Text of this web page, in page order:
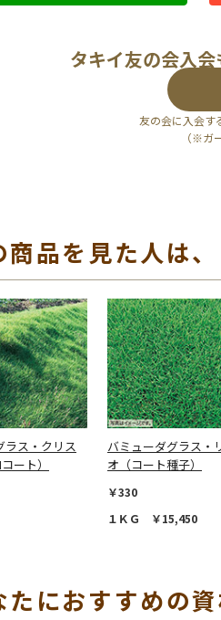
タキイ友の会入
友の会に入会す
（※ガ
商品を見た人は
ラス・クリス
ート）
バミューダグラス・
オ（コート種子）
￥330
１ＫＧ ￥15,450
たにおすすめの